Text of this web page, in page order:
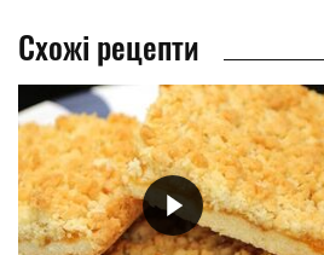
Схожі рецепти